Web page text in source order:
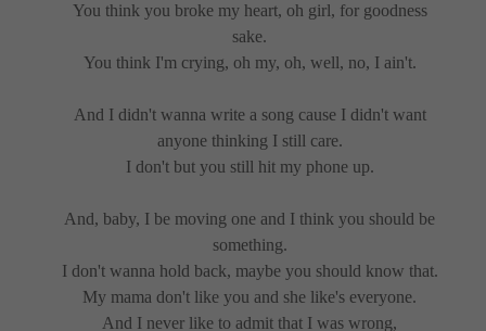
You think you broke my heart, oh girl, for goodness
sake.
You think I'm crying, oh my, oh, well, no, I ain't.
And I didn't wanna write a song cause I didn't want
anyone thinking I still care.
I don't but you still hit my phone up.
And, baby, I be moving one and I think you should be
something.
I don't wanna hold back, maybe you should know that.
My mama don't like you and she like's everyone.
And I never like to admit that I was wrong,